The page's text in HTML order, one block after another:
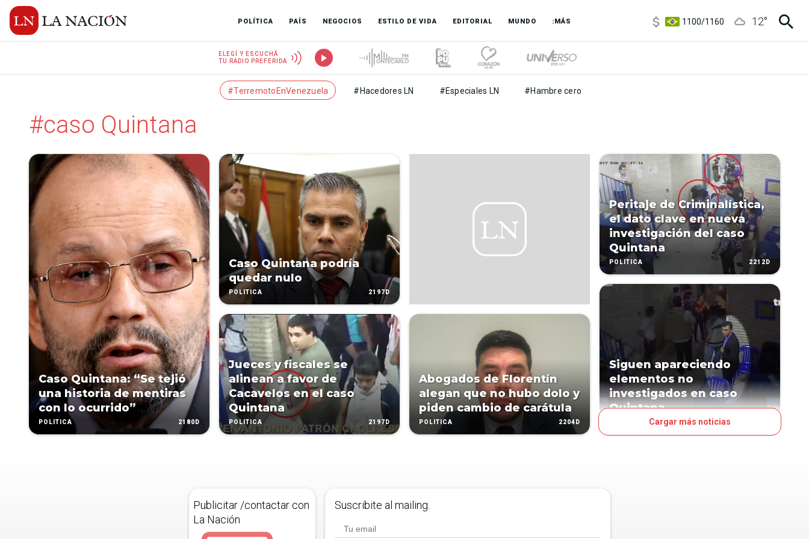
POLÍTICA PAÍS NEGOCIOS ESTILO DE VIDA EDITORIAL MUNDO :MÁS
1100/1160
12°
ELEGÍ Y ESCUCHÁ
TU RADIO PREFERIDA
#TerremotoEnVenezuela #Hacedores LN #Especiales LN #Hambre cero
#caso Quintana
Caso Quintana: “Se tejió
una historia de mentiras
con lo ocurrido”
POLÍTICA 2180D
Caso Quintana podría
quedar nulo
POLÍTICA 2197D
Jueces y fiscales se
alinean a favor de
Cacavelos en el caso
Quintana
POLÍTICA 2197D
Abogados de Florentín
alegan que no hubo dolo y
piden cambio de carátula
POLÍTICA 2204D
Peritaje de Criminalística,
el dato clave en nueva
investigación del caso
Quintana
POLÍTICA 2212D
Siguen apareciendo
elementos no
investigados en caso
Quintana
DESTACADOCargar más noticias
Publicitar /contactar con
La Nación
Suscribite al mailing.